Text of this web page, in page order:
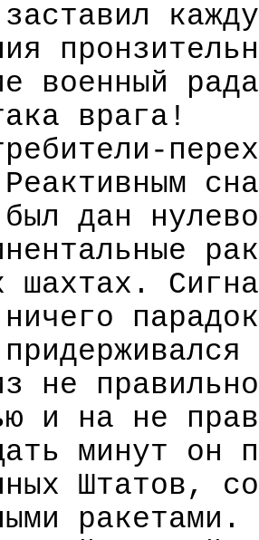
военный
врага!
дан
шахтах.
не
и на не
минут он
Штатов,